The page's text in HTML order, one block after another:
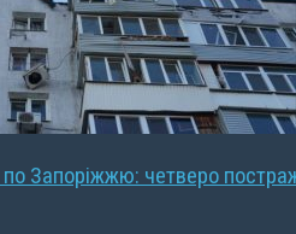
Запоріжжю: четверо